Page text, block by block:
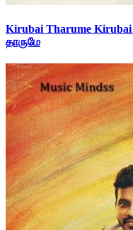
Kirubai Tharume Kirubai
தாருமே